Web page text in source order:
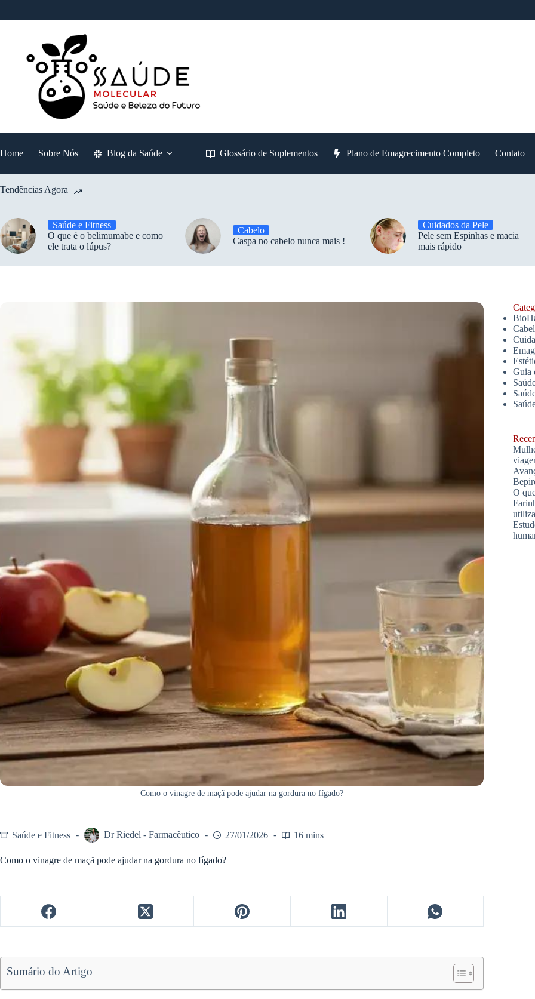
Home Sobre Nós Blog da Saúde Glossário de Suplementos Plano de Emagrecimento Completo Contato
Tendências Agora
Saúde e Fitness
O que é o belimumabe e como
ele trata o lúpus?
Cabelo
Caspa no cabelo nunca mais !
Cuidados da Pele
Pele sem Espinhas e macia
mais rápido
Como o vinagre de maçã pode ajudar na gordura no fígado?
Saúde e Fitness Dr Riedel - Farmacêutico 27/01/2026 16 mins
Como o vinagre de maçã pode ajudar na gordura no fígado?
Sumário do Artigo
Guia
O